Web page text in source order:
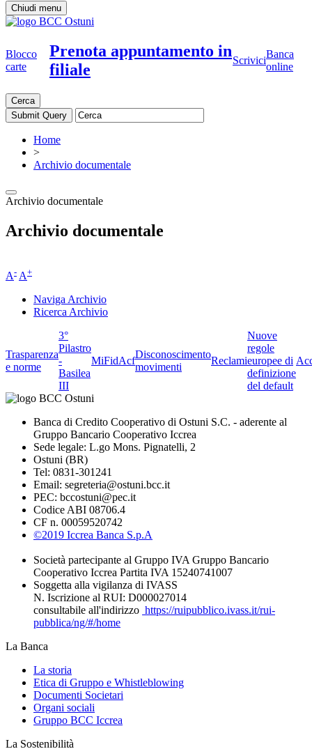
Chiudi menu
Blocco
carte
Prenota appuntamento in
filiale
Scrivici
Banca
online
Cerca
Home
>
Archivio documentale
Archivio documentale
Archivio documentale
A- A+
Naviga Archivio
Ricerca Archivio
Trasparenza
e norme
3°
Pilastro
-
Basilea
III
MiFidAcf
Disconoscimento
movimenti
Reclami
Nuove
regole
europee di
definizione
del default
Banca di Credito Cooperativo di Ostuni S.C. - aderente al
Gruppo Bancario Cooperativo Iccrea
Sede legale: L.go Mons. Pignatelli, 2
Ostuni (BR)
Tel: 0831-301241
Email: segreteria@ostuni.bcc.it
PEC: bccostuni@pec.it
Codice ABI 08706.4
CF n. 00059520742
©2019 Iccrea Banca S.p.A
Società partecipante al Gruppo IVA Gruppo Bancario
Cooperativo Iccrea Partita IVA 15240741007
Soggetta alla vigilanza di IVASS
N. Iscrizione al RUI: D000027014
consultabile all'indirizzo https://ruipubblico.ivass.it/rui-
pubblica/ng/#/home
La Banca
La storia
Etica di Gruppo e Whistleblowing
Documenti Societari
Organi sociali
Gruppo BCC Iccrea
La Sostenibilità